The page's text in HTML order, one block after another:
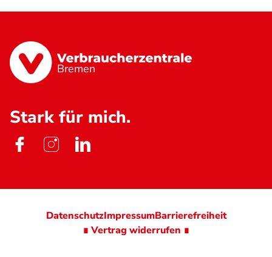
Bremen
Stark für mich.
DatenschutzImpressumBarrierefreiheit
∎ Vertrag widerrufen ∎